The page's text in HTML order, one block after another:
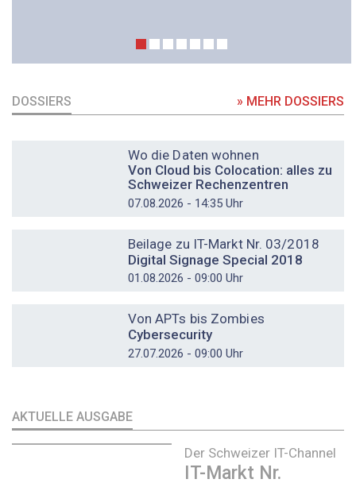
DOSSIERS » MEHR DOSSIERS
Wo die Daten wohnen
Von Cloud bis Colocation: alles zu
Schweizer Rechenzentren
07.08.2026 - 14:35 Uhr
Beilage zu IT-Markt Nr. 03/2018
Digital Signage Special 2018
01.08.2026 - 09:00 Uhr
Von APTs bis Zombies
Cybersecurity
27.07.2026 - 09:00 Uhr
AKTUELLE AUSGABE
Der Schweizer IT-Channel
IT-Markt Nr.